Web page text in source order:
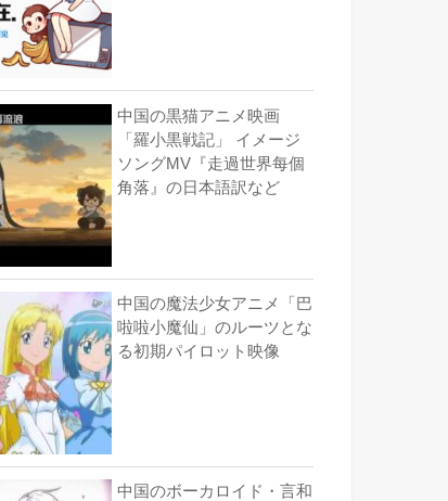
中国の黒猫アニメ映画
「羅小黒戦記」 イメージ
ソングMV『走過世界每個
角落』の日本語訳など
中国の魔法少女アニメ「巴
啦啦小魔仙」のルーツとな
る初期パイロット映像
中国のボーカロイド・言和